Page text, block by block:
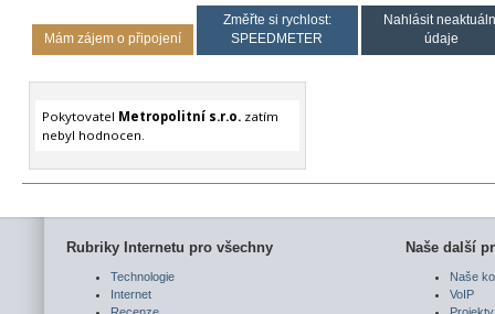
Mám zájem o připojení
Změřte si rychlost:
SPEEDMETER
Nahlásit
údaje
Pokytovatel Metropolitní s.r.o.zatím
nebyl hodnocen.
Rubriky Internetu pro všechny
Technologie
Internet
Naše další
Naše
VoIP